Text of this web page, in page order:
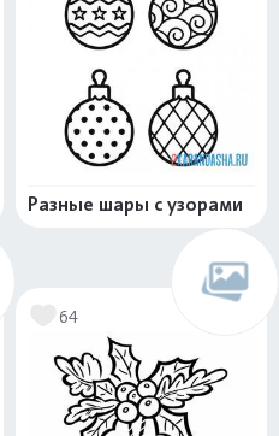
Разные шары с узорами
64